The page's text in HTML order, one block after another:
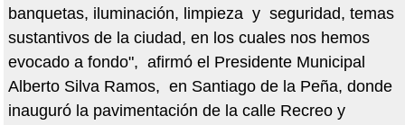
banquetas, iluminación, limpieza y seguridad, temas
sustantivos de la ciudad, en los cuales nos hemos
evocado a fondo", afirmó el Presidente Municipal
Alberto Silva Ramos, en Santiago de la Peña, donde
inauguró la pavimentación de la calle Recreo y